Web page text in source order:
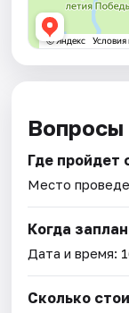
Вопросы
Где пройдет
Место
Когда
Дата и время:
Сколько